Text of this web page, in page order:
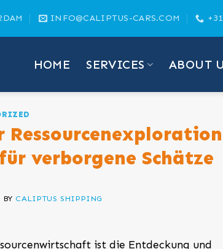
INFO@CALIPTUS-CARS.COM
HOME SERVICES ABOUT
verborgene Schätze
BY CALIPTUS SHIPPING
ist die Entdeckung und